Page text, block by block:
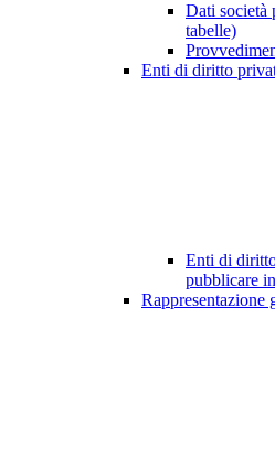
Dati società
tabelle)
Enti di diritto
Enti di
pubblicare
Rappresentazione